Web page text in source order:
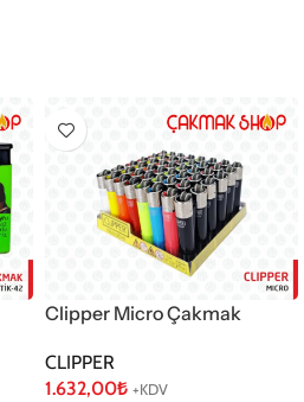
Clipper Micro Çakmak
CLIPPER
1.632,00₺ +KDV